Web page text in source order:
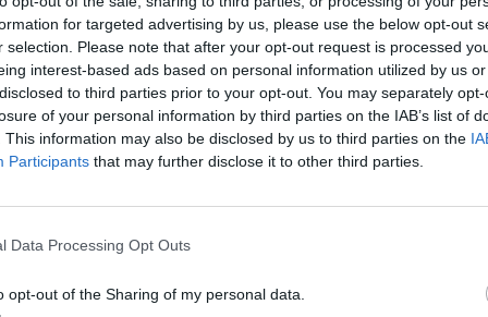
for targeted advertising by us, please use the below opt-out
selection. Please note that after your opt-out request is processed
interest-based ads based on personal information utilized by us
to third parties prior to your opt-out. You may separately
of your personal information by third parties on the IAB’s list of
This information may also be disclosed by us to third parties on the
Participants that may further disclose it to other third parties.
Data Processing Opt Outs
opt-out of the Sharing of my personal data.
Ιατρικής Σχολής του Εθνικού και
Καστρίτης και Θάνος Δημόπουλος
περιοδικό The Lancet Respiratory
μια τυχαιοποιημένης, ελεγχόμενης με
δοκιμής (η μελέτη COV-BARRIER), η οποία
ασθενείς με COVID-19.
μέσω ενός διαδραστικού συστήματος